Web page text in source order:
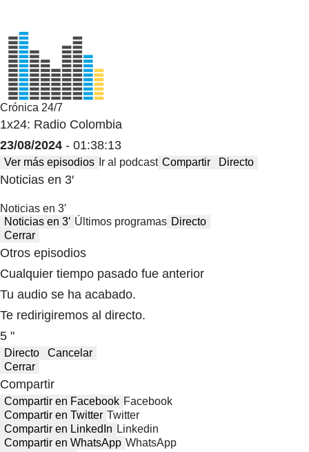
Crónica 24/7
1x24: Radio Colombia
23/08/2024 - 01:38:13
Ver más episodios Ir al podcast Compartir Directo
Noticias en 3′
Noticias en 3′
Noticias en 3′ Últimos programas Directo
Cerrar
Otros episodios
Cualquier tiempo pasado fue anterior
Tu audio se ha acabado.
Te redirigiremos al directo.
5 "
Directo
Cancelar
Cerrar
Compartir
Compartir en Facebook Facebook
Compartir en Twitter Twitter
Compartir en LinkedIn Linkedin
Compartir en WhatsApp WhatsApp